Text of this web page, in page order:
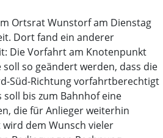
Ortsrat Wunstorf am Dienstag
Dort fand ein anderer
Die Vorfahrt am Knotenpunkt
so geändert werden, dass die
Süd-Richtung vorfahrtberechtigt
soll bis zum Bahnhof eine
die für Anlieger weiterhin
dem Wunsch vieler